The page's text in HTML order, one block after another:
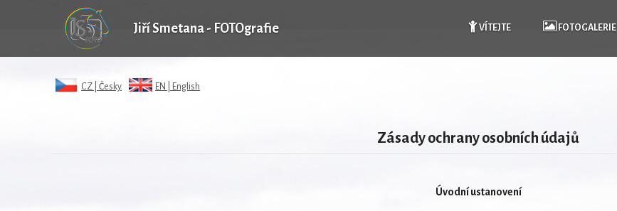
Jiří Smetana - FOTOgrafie VÍTEJTE FOTOGALERIE
CZ | Česky EN | English
Zásady ochrany osobních údajů
Úvodní ustanovení